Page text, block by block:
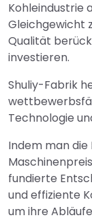
Kohleindustrie
Gleichgewicht
Qualität
investieren.
Shuliy-Fabrik
Technologie
Indem man
fundierte
und effiziente
um ihre